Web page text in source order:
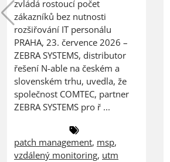
zvládá rostoucí počet
zákazníků bez nutnosti
rozšiřování IT personálu
PRAHA, 23. července 2026 –
ZEBRA SYSTEMS, distributor
řešení N-able na českém a
slovenském trhu, uvedla, že
společnost COMTEC, partner
ZEBRA SYSTEMS pro ř ...
patch management, msp,
vzdálený monitoring, utm